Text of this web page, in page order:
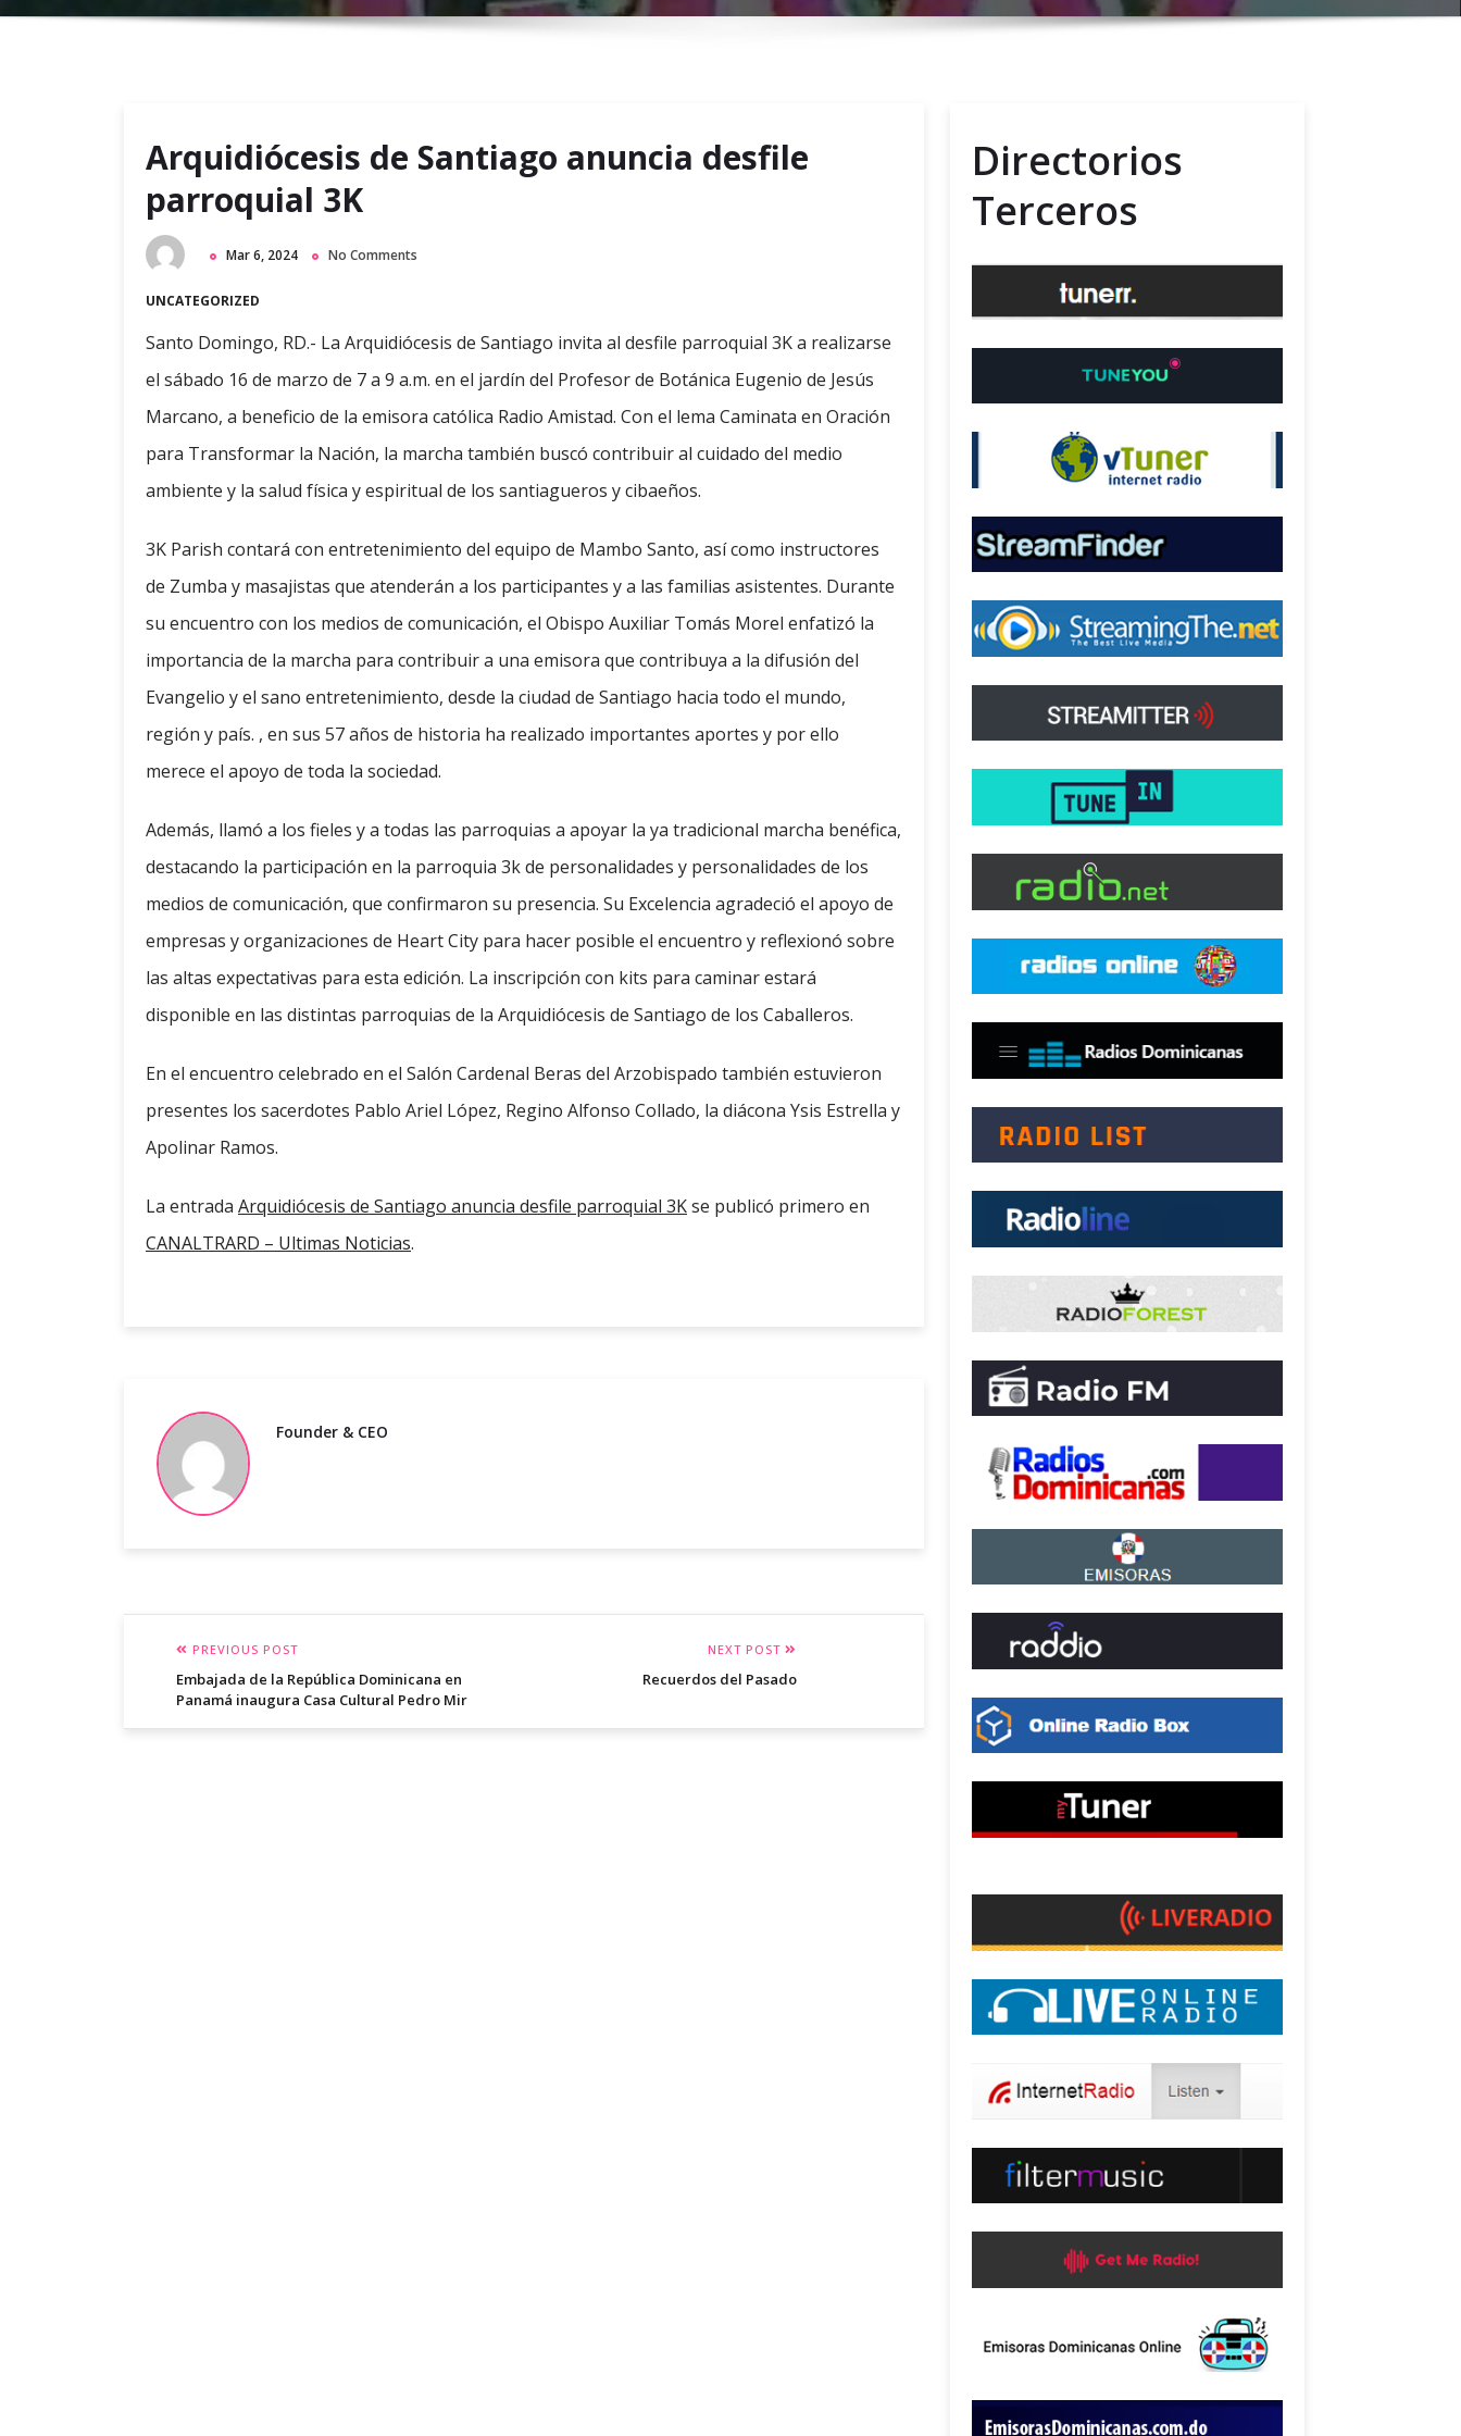
r
u
Arquidiócesis de Santiago anuncia desfile
parroquial 3K
Mar 6, 2024 No Comments
UNCATEGORIZED
Santo Domingo, RD.- La Arquidiócesis de Santiago invita al desfile parroquial 3K a realizarse
el sábado 16 de marzo de 7 a 9 a.m. en el jardín del Profesor de Botánica Eugenio de Jesús
Marcano, a beneficio de la emisora ​​católica Radio Amistad. Con el lema Caminata en Oración
para Transformar la Nación, la marcha también buscó contribuir al cuidado del medio
ambiente y la salud física y espiritual de los santiagueros y cibaeños.
3K Parish contará con entretenimiento del equipo de Mambo Santo, así como instructores
de Zumba y masajistas que atenderán a los participantes y a las familias asistentes. Durante
su encuentro con los medios de comunicación, el Obispo Auxiliar Tomás Morel enfatizó la
importancia de la marcha para contribuir a una emisora ​​que contribuya a la difusión del
Evangelio y el sano entretenimiento, desde la ciudad de Santiago hacia todo el mundo,
región y país. , en sus 57 años de historia ha realizado importantes aportes y por ello
merece el apoyo de toda la sociedad.
Además, llamó a los fieles y a todas las parroquias a apoyar la ya tradicional marcha benéfica,
destacando la participación en la parroquia 3k de personalidades y personalidades de los
medios de comunicación, que confirmaron su presencia. Su Excelencia agradeció el apoyo de
empresas y organizaciones de Heart City para hacer posible el encuentro y reflexionó sobre
las altas expectativas para esta edición. La inscripción con kits para caminar estará
disponible en las distintas parroquias de la Arquidiócesis de Santiago de los Caballeros.
En el encuentro celebrado en el Salón Cardenal Beras del Arzobispado también estuvieron
presentes los sacerdotes Pablo Ariel López, Regino Alfonso Collado, la diácona Ysis Estrella y
Apolinar Ramos.
La entrada Arquidiócesis de Santiago anuncia desfile parroquial 3Kse publicó primero en
CANALTRARD – Ultimas Noticias.
Founder & CEO
PREVIOUS POST
Embajada de la República Dominicana en
Panamá inaugura Casa Cultural Pedro Mir
NEXT POST
Recuerdos del Pasado
Directorios
Terceros